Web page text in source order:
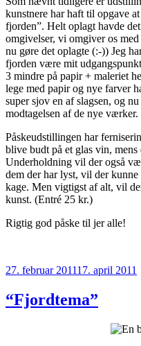
kunstnere har haft til opgave
fjorden”. Helt oplagt havde
omgivelser, vi omgiver os
nu gøre det oplagte (:-)) Jeg
fjorden være mit
3 mindre på papir + maleriet
lege med papir og nye farver
super sjov en af slagsen, og
modtagelsen af de nye værker.
Påskeudstillingen har
blive budt på et glas vin, mens
Underholdning vil der også
dem der har lyst, vil der
kage. Men vigtigst af alt, vil
kunst. (Entré 25 kr.)
Rigtig god påske til jer alle!
Udgivet
27. februar 201117. april 2011
“Fjordtema”